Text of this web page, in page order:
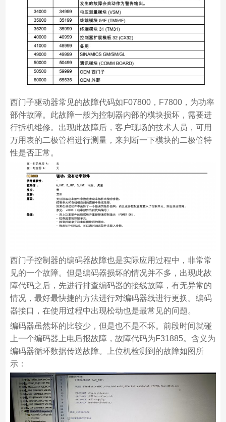
西门子驱动器常见的故障代码如F07800，F7800，为功率
部件故障。此故障一般为控制器内部的模块损坏，需要进
行拆机维修。出现此故障后，客户现场的技术人员，可用
万用表的二极管档进行测量，来判断一下模块的二极管特
性是否正常。
西门子控制器的编码器故障也是实际应用过程中，非常常
见的一个故障。但是编码器损坏的情况并不多，出现此故
障代码之后，先进行排查编码器的接线故障，有无异常的
情况，最好最快捷的方法进行对编码器线进行更换。编码
器接口，在使用过程中出现松动也是最常见的问题。
编码器虽然坏的比较少，但是也不是不坏。前段时间就碰
上一个编码器上电后报故障，故障代码为F31885。含义为
编码器循环数据传送故障。上位机检测到的故障如图所
示：